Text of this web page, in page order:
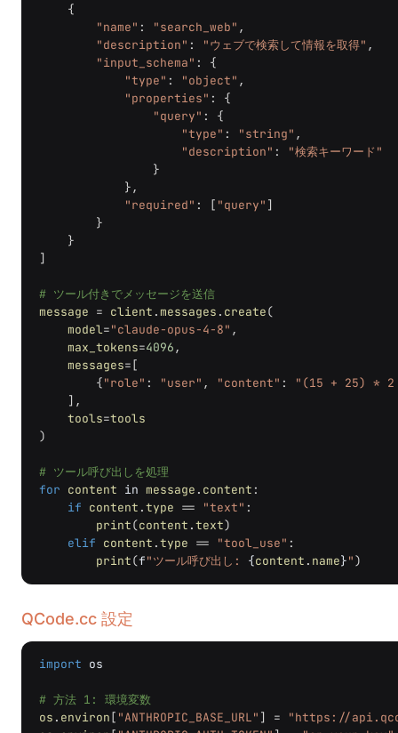
{
"name" : "search_web" ,
"description" : "ウェブで検索して情報を取得" ,
"input_schema" :
{
"type" : "object" ,
"properties" :
{
"query" :
{
"type" : "string" ,
"description" :
"検索キーワード"
}
},
"required" : [ "query" ]
}
}
]
# ツール付きでメッセージを送信
message = client .messages . create(
model="claude-opus-4-8" ,
max_tokens=4096,
messages= [
{"role" : "user" , "content" :
"(15 + 25) * 2
],
tools=tools
)
# ツール呼び出しを処理
for content in message . content :
if content .type == "text" :
print(content .text)
elif content .type == "tool_use" :
print(f"ツール呼び出し: {content . name}")
QCode.cc 設定
import os
# 方法 1: 環境変数
os . environ [ "ANTHROPIC_BASE_URL" ] =
"https://